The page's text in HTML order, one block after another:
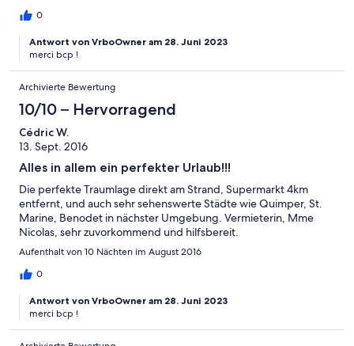
0
Antwort von VrboOwner am 28. Juni 2023
merci bcp !
Archivierte Bewertung
10/10 – Hervorragend
Cédric W.
13. Sept. 2016
Alles in allem ein perfekter Urlaub!!!
Die perfekte Traumlage direkt am Strand, Supermarkt 4km
entfernt, und auch sehr sehenswerte Städte wie Quimper, St.
Marine, Benodet in nächster Umgebung. Vermieterin, Mme
Nicolas, sehr zuvorkommend und hilfsbereit.
Aufenthalt von 10 Nächten im August 2016
0
Antwort von VrboOwner am 28. Juni 2023
merci bcp !